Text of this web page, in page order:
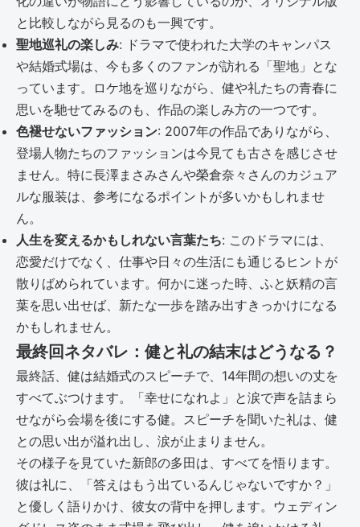
と比較しながら見るのも一興です。
聖地巡礼の楽しみ: ドラマで使われた大学のキャンパス
や結婚式場は、今も多くのファンが訪れる「聖地」とな
っています。ロケ地を巡りながら、健や礼たちの青春に
思いを馳せてみるのも、作品の楽しみ方の一つです。
色褪せないファッション: 2007年の作品でありながら、
登場人物たちのファッションは今見ても古さを感じさせ
ません。特に長澤まさみさんや榮倉奈々さんのカジュア
ルな服装は、参考になるポイントが多いかもしれませ
ん。
人生を変えるかもしれない言葉たち: このドラマには、
恋愛だけでなく、仕事や日々の生活にも通じるヒントが
散りばめられています。何かに迷った時、ふと妖精の言
葉を思い出せば、新たな一歩を踏み出すきっかけになる
かもしれません。
最終回ネタバレ：健と礼の結末はどうなる？
最終話、健は結婚式のスピーチで、14年間の想いの丈を
すべてぶつけます。「幸せになれよ」と涙で声を詰まら
せながら会場を後にする健。スピーチを聞いた礼は、健
との思い出が溢れ出し、涙が止まりません。
その様子を見ていた新郎の多田は、すべてを悟ります。
彼は礼に、「答えはもう出ているんじゃないですか？」
と優しく語りかけ、彼女の背中を押します。ウェディン